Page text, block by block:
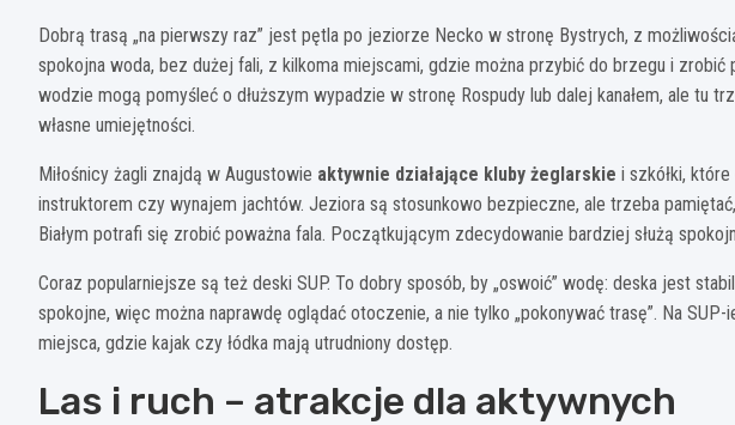
Dobrą trasą „na pierwszy raz” jest pętla po jeziorze Necko w stronę Bystrych, z
spokojna woda, bez dużej fali, z kilkoma miejscami, gdzie można przybić do brzegu i
wodzie mogą pomyśleć o dłuższym wypadzie w stronę Rospudy lub dalej kanałem, ale tu
własne umiejętności.
Miłośnicy żagli znajdą w Augustowie aktywnie działające kluby żeglarskie i szkółki,
instruktorem czy wynajem jachtów. Jeziora są stosunkowo bezpieczne, ale trzeba
Białym potrafi się zrobić poważna fala. Początkującym zdecydowanie bardziej służą
Coraz popularniejsze są też deski SUP. To dobry sposób, by „oswoić” wodę: deska jest
spokojne, więc można naprawdę oglądać otoczenie, a nie tylko „pokonywać trasę”. Na
miejsca, gdzie kajak czy łódka mają utrudniony dostęp.
Las i ruch – atrakcje dla aktywnych